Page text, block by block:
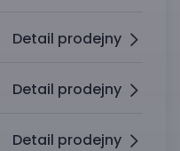
Detail prodejny
Detail prodejny
Detail prodejny